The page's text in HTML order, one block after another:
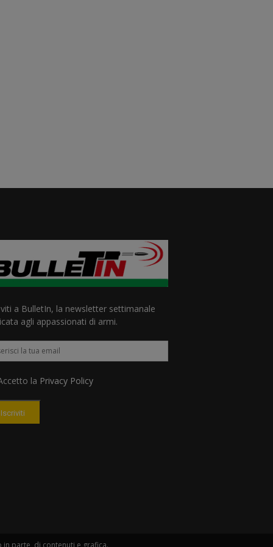
a BulletIn, la newsletter settimanale
agli appassionati di armi.
la Privacy Policy
Iscriviti